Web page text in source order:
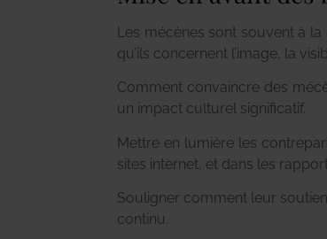
Les mécènes sont souvent à
qu’ils concernent l’image, la
Comment convaincre des
un impact culturel significatif.
Mettre en lumière les
sites internet, et dans les
Souligner comment leur
continu.